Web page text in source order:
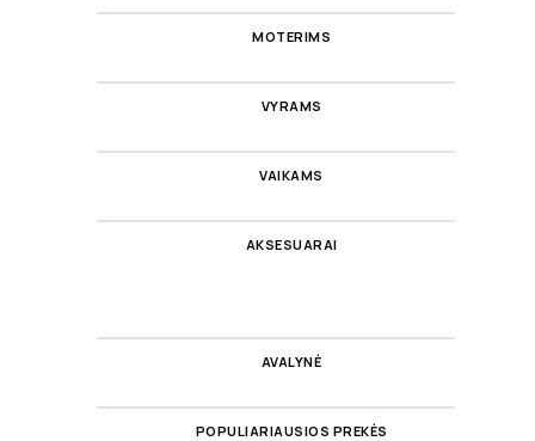
MOTERIMS
VYRAMS
VAIKAMS
AKSESUARAI
AVALYNĖ
POPULIARIAUSIOS PREKĖS